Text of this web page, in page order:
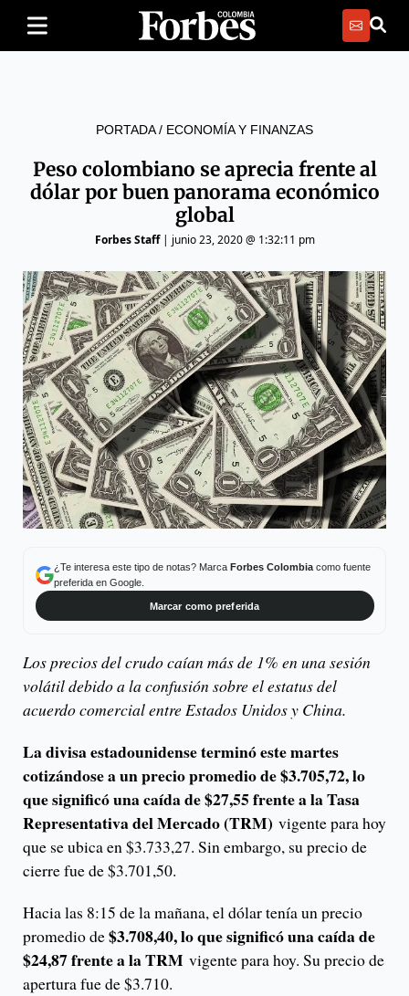
PORTADA/ ECONOMÍA Y FINANZAS
Peso colombiano se aprecia frente al
dólar por buen panorama económico
global
Forbes Staff| junio 23, 2020 @ 1:32:11 pm
¿Te interesa este tipo de notas? Marca Forbes Colombiacomo fuente
preferida en Google.
Marcar como preferida
Los precios del crudo caían más de 1% en una sesión
volátil debido a la confusión sobre el estatus del
acuerdo comercial entre Estados Unidos y China.
La divisa estadounidense terminó este martes
cotizándose a un precio promedio de $3.705,72, lo
que significó una caída de $27,55 frente a la Tasa
Representativa del Mercado (TRM) vigente para hoy
que se ubica en $3.733,27. Sin embargo, su precio de
cierre fue de $3.701,50.
Hacia las 8:15 de la mañana, el dólar tenía un precio
promedio de$3.708,40, lo que significó una caída de
$24,87 frente a la TRM vigente para hoy. Su precio de
apertura fue de $3.710.